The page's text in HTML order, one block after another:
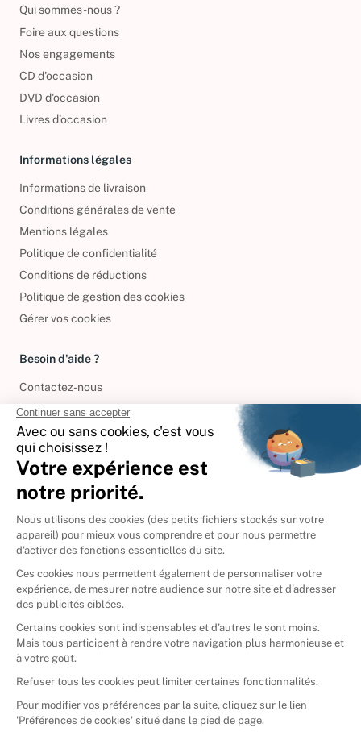
Qui sommes-nous ?
Foire aux questions
Nos engagements
CD d'occasion
DVD d'occasion
Livres d’occasion
Informations légales
Informations de livraison
Conditions générales de vente
Mentions légales
Politique de confidentialité
Conditions de réductions
Politique de gestion des cookies
Gérer vos cookies
Besoin d'aide ?
Contactez-nous
International
🇪🇸Espagne
🇮🇹Italie
Donner vos livres